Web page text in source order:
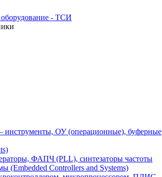
инструменты, ОУ (операционные), буферные
ФАПЧ (PLL), синтезаторы частоты
(Embedded Controllers and Systems)